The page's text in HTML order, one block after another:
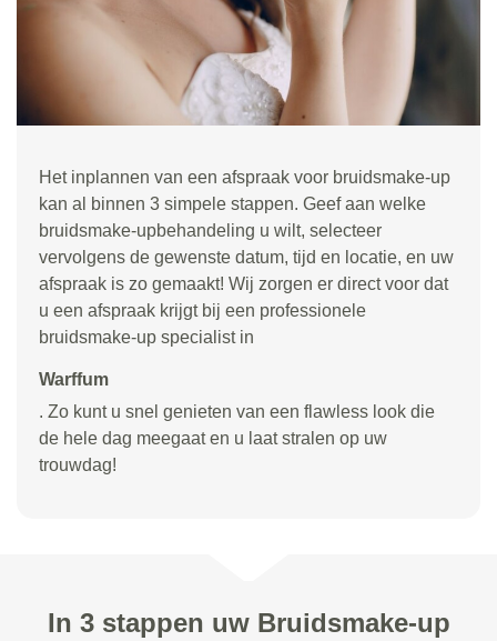
Het inplannen van een afspraak voor bruidsmake-up
kan al binnen 3 simpele stappen. Geef aan welke
bruidsmake-upbehandeling u wilt, selecteer
vervolgens de gewenste datum, tijd en locatie, en uw
afspraak is zo gemaakt! Wij zorgen er direct voor dat
u een afspraak krijgt bij een professionele
bruidsmake-up specialist in
Warffum
. Zo kunt u snel genieten van een flawless look die
de hele dag meegaat en u laat stralen op uw
trouwdag!
In 3 stappen uw Bruidsmake-up